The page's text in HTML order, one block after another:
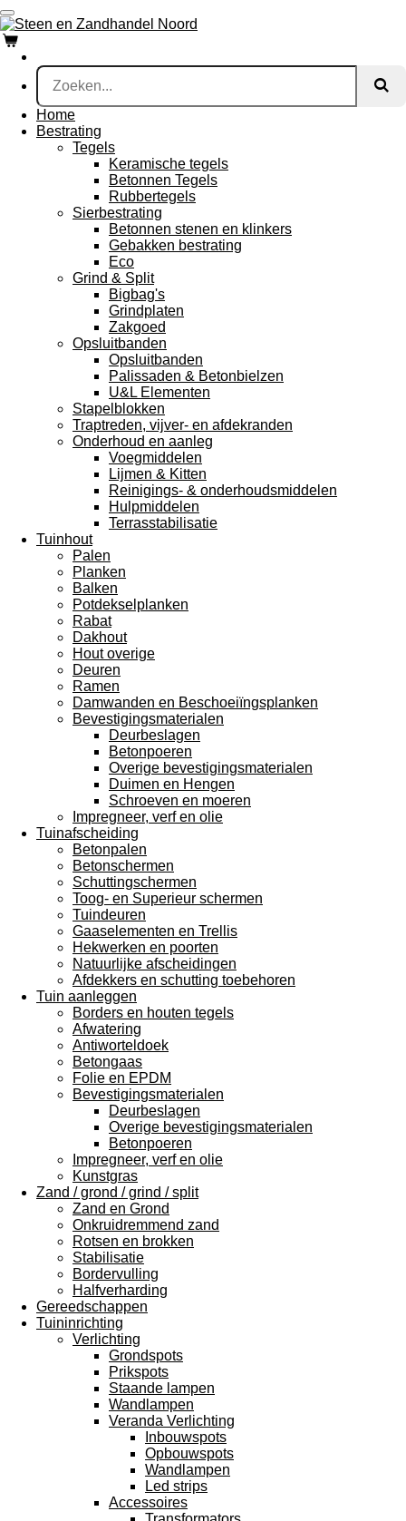
Ga
direct
naar
de
hoofdinhoud
Home
Bestrating
Tegels
Keramische tegels
Betonnen Tegels
Rubbertegels
Sierbestrating
Betonnen stenen en klinkers
Gebakken bestrating
Eco
Grind & Split
Bigbag's
Grindplaten
Zakgoed
Opsluitbanden
Opsluitbanden
Palissaden & Betonbielzen
U&L Elementen
Stapelblokken
Traptreden, vijver- en afdekranden
Onderhoud en aanleg
Voegmiddelen
Lijmen & Kitten
Reinigings- & onderhoudsmiddelen
Hulpmiddelen
Terrasstabilisatie
Tuinhout
Palen
Planken
Balken
Potdekselplanken
Rabat
Dakhout
Hout overige
Deuren
Ramen
Damwanden en Beschoeiïngsplanken
Bevestigingsmaterialen
Deurbeslagen
Betonpoeren
Overige bevestigingsmaterialen
Duimen en Hengen
Schroeven en moeren
Impregneer, verf en olie
Tuinafscheiding
Betonpalen
Betonschermen
Schuttingschermen
Toog- en Superieur schermen
Tuindeuren
Gaaselementen en Trellis
Hekwerken en poorten
Natuurlijke afscheidingen
Afdekkers en schutting toebehoren
Tuin aanleggen
Borders en houten tegels
Afwatering
Antiworteldoek
Betongaas
Folie en EPDM
Bevestigingsmaterialen
Deurbeslagen
Overige bevestigingsmaterialen
Betonpoeren
Impregneer, verf en olie
Kunstgras
Zand / grond / grind / split
Zand en Grond
Onkruidremmend zand
Rotsen en brokken
Stabilisatie
Bordervulling
Halfverharding
Gereedschappen
Tuininrichting
Verlichting
Grondspots
Prikspots
Staande lampen
Wandlampen
Veranda Verlichting
Inbouwspots
Opbouwspots
Wandlampen
Led strips
Accessoires